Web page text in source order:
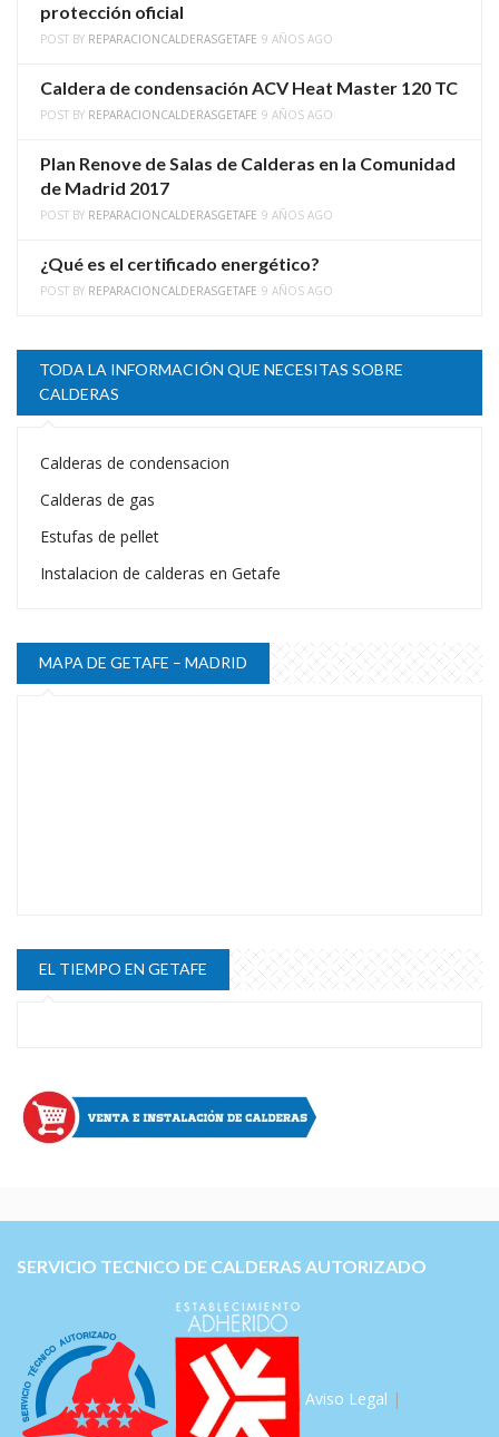
protección oficial
POST BY REPARACIONCALDERASGETAFE 9 AÑOS AGO
Caldera de condensación ACV Heat Master 120 TC
POST BY REPARACIONCALDERASGETAFE 9 AÑOS AGO
Plan Renove de Salas de Calderas en la Comunidad
de Madrid 2017
POST BY REPARACIONCALDERASGETAFE 9 AÑOS AGO
¿Qué es el certificado energético?
POST BY REPARACIONCALDERASGETAFE 9 AÑOS AGO
TODA LA INFORMACIÓN QUE NECESITAS SOBRE
CALDERAS
Calderas de condensacion
Calderas de gas
Estufas de pellet
Instalacion de calderas en Getafe
MAPA DE GETAFE – MADRID
EL TIEMPO EN GETAFE
SERVICIO TECNICO DE CALDERAS AUTORIZADO
Aviso Legal |